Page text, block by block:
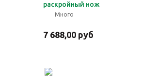
раскройный нож
Много
7 688,00 руб